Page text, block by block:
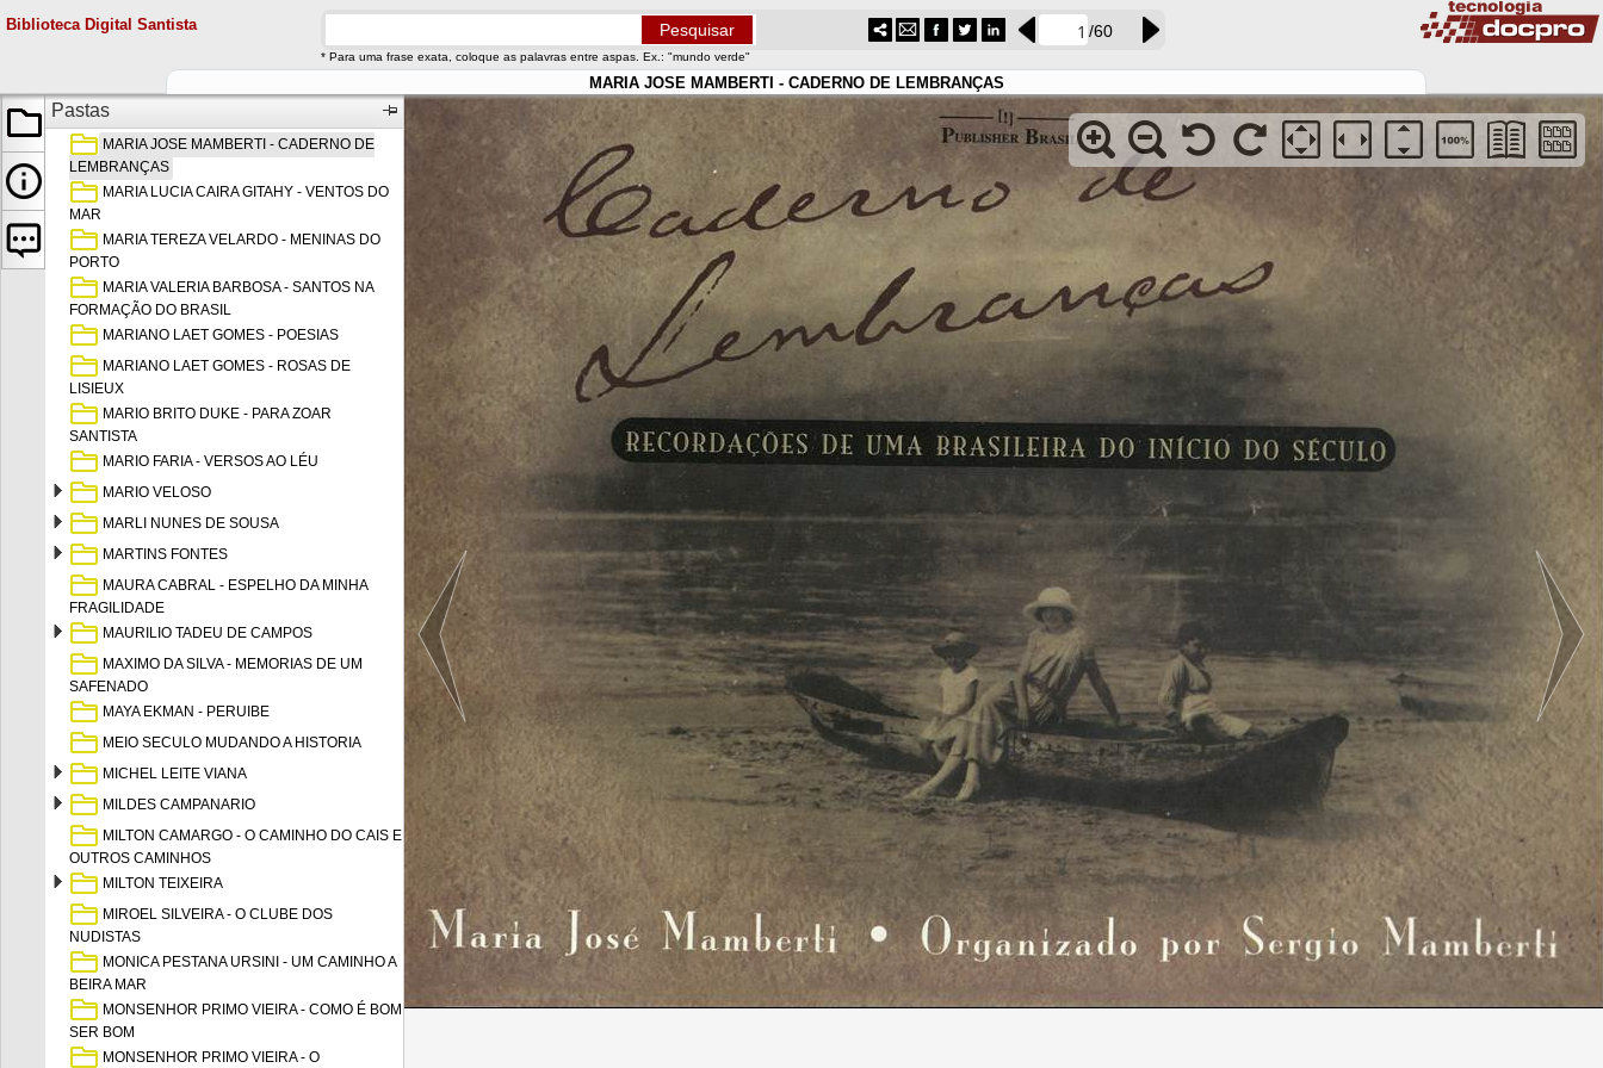
Biblioteca Digital Santista /60
* Para uma frase exata, coloque as palavras entre aspas. Ex.: "mundo verde"
MARIA JOSE MAMBERTI - CADERNO DE LEMBRANÇAS
Pastas
MARIA ISABEL SILVEIRA - ISABEL QUIS
MARIA JOSÉ ARANHA DE REZENDE
MARIA JOSÉ DA SILVA - OS TESOUROS DE
MARIA
MARIA JOSE MAMBERTI - CADERNO DE
LEMBRANÇAS
MARIA LUCIA CAIRA GITAHY - VENTOS DO
MAR
MARIA TEREZA VELARDO - MENINAS DO
PORTO
MARIA VALERIA BARBOSA - SANTOS NA
FORMAÇÃO DO BRASIL
MARIANO LAET GOMES - POESIAS
MARIANO LAET GOMES - ROSAS DE
LISIEUX
MARIO BRITO DUKE - PARA ZOAR
SANTISTA
MARIO FARIA - VERSOS AO LÉU
MARIO VELOSO
MARLI NUNES DE SOUSA
MARTINS FONTES
MAURA CABRAL - ESPELHO DA MINHA
FRAGILIDADE
MAURILIO TADEU DE CAMPOS
MAXIMO DA SILVA - MEMORIAS DE UM
SAFENADO
MAYA EKMAN - PERUIBE
MEIO SECULO MUDANDO A HISTORIA
MICHEL LEITE VIANA
MILDES CAMPANARIO
MILTON CAMARGO - O CAMINHO DO CAIS E
OUTROS CAMINHOS
MILTON TEIXEIRA
MIROEL SILVEIRA - O CLUBE DOS
NUDISTAS
MONICA PESTANA URSINI - UM CAMINHO A
BEIRA MAR
MONSENHOR PRIMO VIEIRA - COMO É BOM
SER BOM
MONSENHOR PRIMO VIEIRA - O